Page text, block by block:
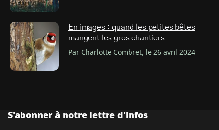
En images : quand les petites bêtes
mangent les gros chantiers
Par Charlotte Combret, le 26 avril 2024
S'abonner à notre lettre d'infos